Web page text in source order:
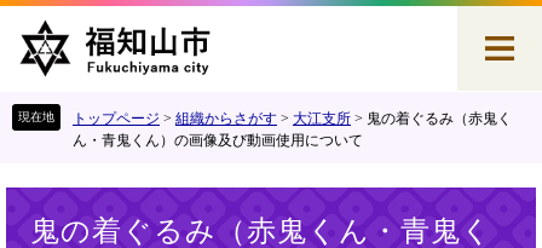
す
し
トップページ > 組織からさがす > 大江支所 > 鬼の着ぐるみ（赤鬼く
ん・青鬼くん）の画像及び動画使用について
鬼の着ぐるみ（赤鬼くん・青鬼く